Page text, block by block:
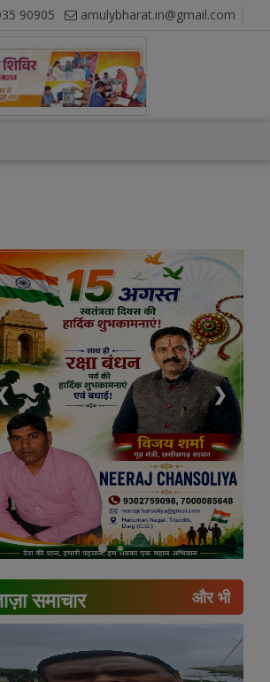
90905 amulybharat.in@gmail.com
❯
समाचार और भी